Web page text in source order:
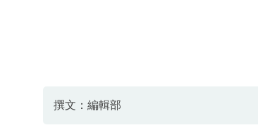
撰文：編輯部